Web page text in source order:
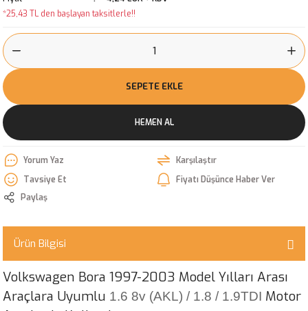
*25,43 TL den başlayan taksitlerle!!
SEPETE EKLE
HEMEN AL
Yorum Yaz
Karşılaştır
Tavsiye Et
Fiyatı Düşünce Haber Ver
Paylaş
Ürün Bilgisi
Volkswagen Bora 1997-2003 Model Yılları Arası
Araçlara Uyumlu 1.6 8v (AKL) / 1.8 / 1.9TDI Motor